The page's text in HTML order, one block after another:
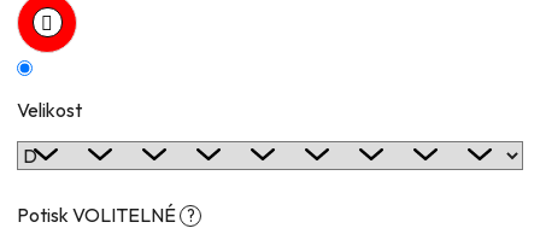
Velikost
Potisk VOLITELNÉ ?